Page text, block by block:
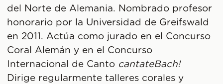
del Norte de Alemania. Nombrado profesor
honorario por la Universidad de Greifswald
en 2011. Actúa como jurado en el Concurso
Coral Alemán y en el Concurso
Internacional de Canto cantateBach!
Dirige regularmente talleres corales y